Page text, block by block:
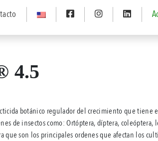
4.5
botánico regulador del crecimiento que tiene
de insectos como: Ortóptera, díptera, coleóptera,
que son los principales ordenes que afectan los